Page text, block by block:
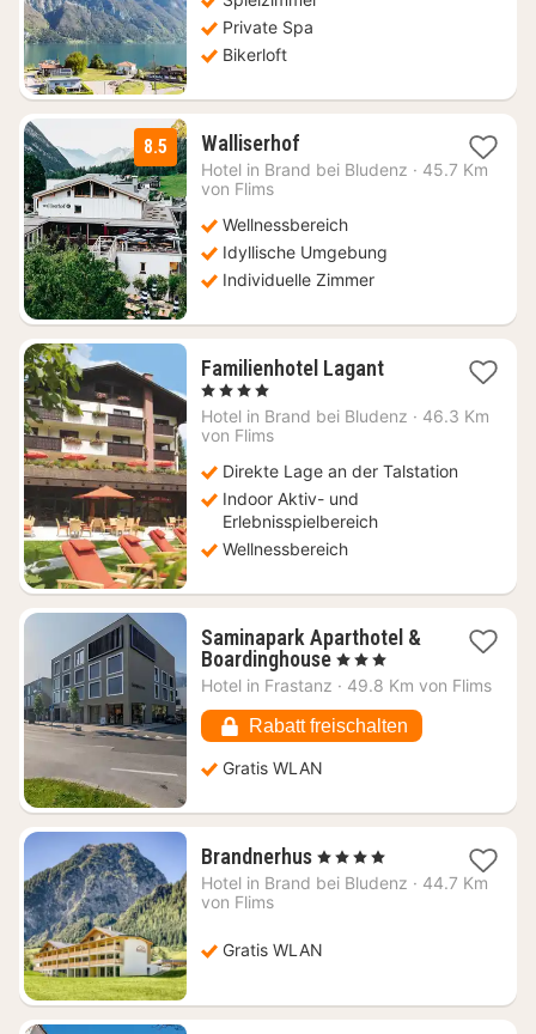
Private Spa
Bikerloft
8.5 Walliserhof1
Nacht
€
Hotel in Brand bei Bludenz · 45.7 Km
von Flims
Wellnessbereich
Idyllische Umgebung
Individuelle Zimmer
Familienhotel Lagant1
ab
, 4 Sterne
Hotel in Brand bei Bludenz · 46.3 Km
von Flims
Direkte Lage an der Talstation
Indoor Aktiv- und
Erlebnisspielbereich
Wellnessbereich
Saminapark Aparthotel &
Boardinghouse1
Nacht
88,36
€
, 3 Sterne
Hotel in Frastanz · 49.8 Km von Flims
Rabatt freischalten
Gratis WLAN
Brandnerhus1
Nacht
€
, 4 Sterne
Hotel in Brand bei Bludenz · 44.7 Km
von Flims
Gratis WLAN